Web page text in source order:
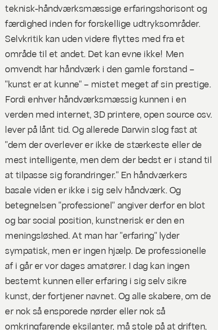
teknisk-håndværksmæssige erfaringshorisont og
færdighed inden for forskellige udtryksområder.
Selvkritik kan uden videre flyttes med fra et
område til et andet. Det kan evne ikke! Men
omvendt har håndværk i den gamle forstand –
"kunst er at kunne" – mistet meget af sin prestige.
Fordi enhver håndværksmæssig kunnen i en
verden med internet, 3D printere, open source osv.
lever på lånt tid. Og allerede Darwin slog fast at
"dem der overlever er ikke de stærkeste eller de
mest intelligente, men dem der bedst er i stand til
at tilpasse sig forandringer." En håndværkers
basale viden er ikke i sig selv håndværk. Og
betegnelsen "professionel" angiver derfor en blot
og bar social position, kunstnerisk er den en
meningsløshed. At man har "erfaring" lyder
sympatisk, men er ingen hjælp. De professionelle
af i går er vor dages amatører. I dag kan ingen
bestemt kunnen eller erfaring i sig selv sikre
kunst, der fortjener navnet. Og alle skabere, om de
er nok så ensporede nørder eller nok så
omkringfarende eksilanter, må stole på at driften,